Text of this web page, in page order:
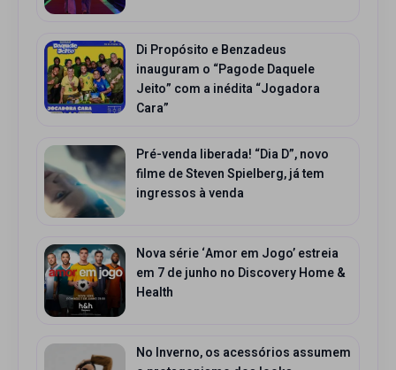
Di Propósito e Benzadeus
inauguram o “Pagode Daquele
Jeito” com a inédita “Jogadora
Cara”
Pré-venda liberada! “Dia D”, novo
filme de Steven Spielberg, já tem
ingressos à venda
Nova série ‘Amor em Jogo’ estreia
em 7 de junho no Discovery Home &
Health
No Inverno, os acessórios assumem